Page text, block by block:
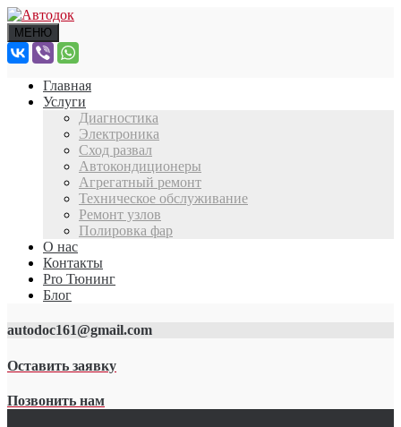
МЕНЮ
Главная
Услуги
Диагностика
Электроника
Сход развал
Автокондиционеры
Агрегатный ремонт
Техническое обслуживание
Ремонт узлов
Полировка фар
О нас
Контакты
Pro Тюнинг
Блог
autodoc161@gmail.com
Оставить заявку
Позвонить нам